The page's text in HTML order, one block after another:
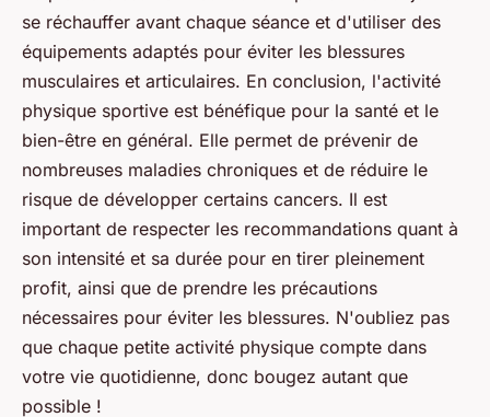
se réchauffer avant chaque séance et d'utiliser des
équipements adaptés pour éviter les blessures
musculaires et articulaires. En conclusion, l'activité
physique sportive est bénéfique pour la santé et le
bien-être en général. Elle permet de prévenir de
nombreuses maladies chroniques et de réduire le
risque de développer certains cancers. Il est
important de respecter les recommandations quant à
son intensité et sa durée pour en tirer pleinement
profit, ainsi que de prendre les précautions
nécessaires pour éviter les blessures. N'oubliez pas
que chaque petite activité physique compte dans
votre vie quotidienne, donc bougez autant que
possible !